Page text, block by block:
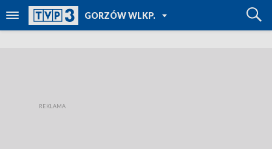
GORZÓW WLKP.
TVP REGIONY